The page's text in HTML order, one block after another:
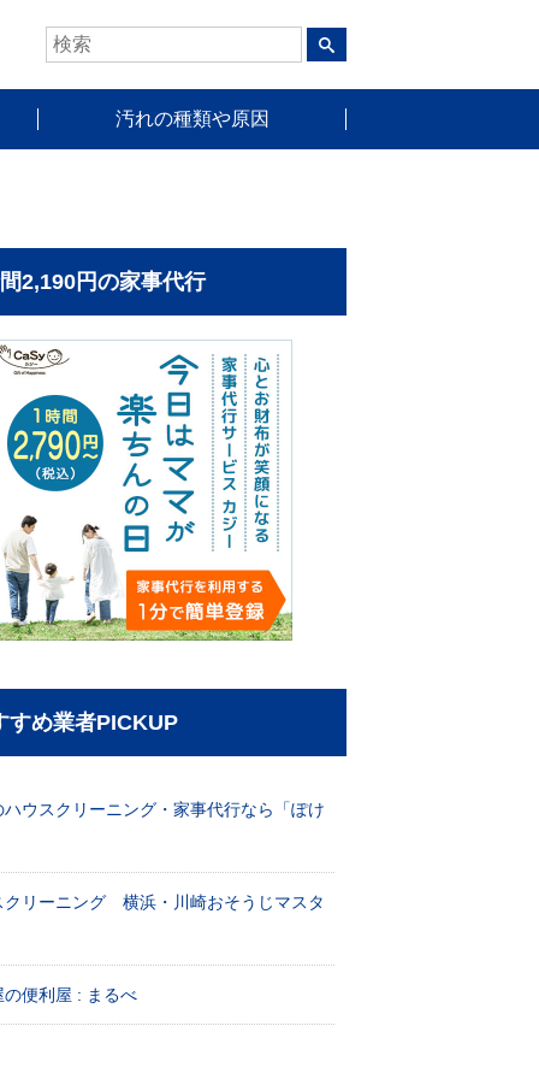
汚れの種類や原因
2,190円の家事代行
すめ業者PICKUP
ハウスクリーニング・家事代行なら「ぽけ
クリーニング 横浜・川崎おそうじマスタ
の便利屋 : まるべ